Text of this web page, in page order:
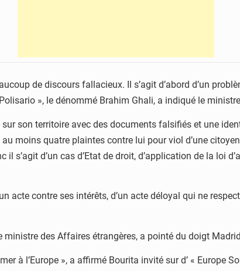
de discours fallacieux. Il s’agit d’abord d’un
», le dénommé Brahim Ghali, a indiqué le
son territoire avec des documents falsifiés et une
moins quatre plaintes contre lui pour viol d’une
s’agit d’un cas d’Etat de droit, d’application de la loi
acte contre ses intérêts, d’un acte déloyal qui ne
ministre des Affaires étrangères, a pointé du doigt
à l’Europe », a affirmé Bourita invité sur d’ « Europe